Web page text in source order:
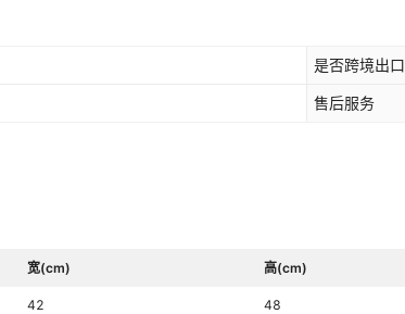
是否跨境出
售后服务
宽(cm) 高(cm)
42 48